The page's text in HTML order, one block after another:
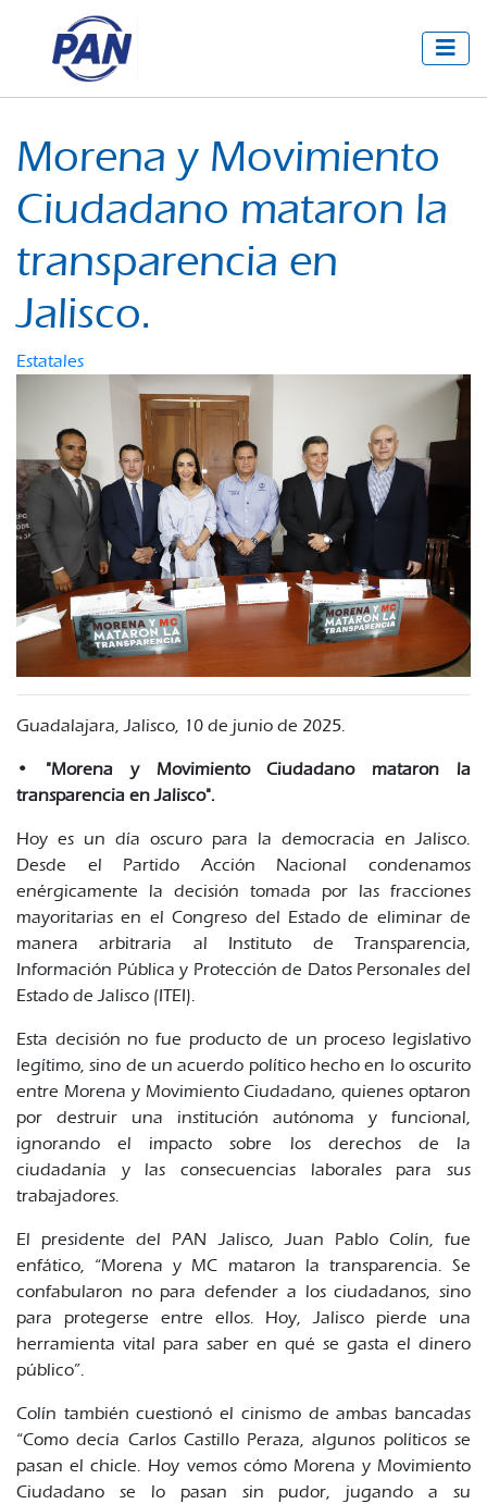
Morena y Movimiento
Ciudadano mataron la
transparencia en
Jalisco.
Estatales
Guadalajara, Jalisco, 10 de junio de 2025.
• "Morena y Movimiento Ciudadano mataron la
transparencia en Jalisco".
Hoy es un día oscuro para la democracia en Jalisco.
Desde el Partido Acción Nacional condenamos
enérgicamente la decisión tomada por las fracciones
mayoritarias en el Congreso del Estado de eliminar de
manera arbitraria al Instituto de Transparencia,
Información Pública y Protección de Datos Personales del
Estado de Jalisco (ITEI).
Esta decisión no fue producto de un proceso legislativo
legítimo, sino de un acuerdo político hecho en lo oscurito
entre Morena y Movimiento Ciudadano, quienes optaron
por destruir una institución autónoma y funcional,
ignorando el impacto sobre los derechos de la
ciudadanía y las consecuencias laborales para sus
trabajadores.
El presidente del PAN Jalisco, Juan Pablo Colín, fue
enfático, “Morena y MC mataron la transparencia. Se
confabularon no para defender a los ciudadanos, sino
para protegerse entre ellos. Hoy, Jalisco pierde una
herramienta vital para saber en qué se gasta el dinero
público”.
Colín también cuestionó el cinismo de ambas bancadas
“Como decía Carlos Castillo Peraza, algunos políticos se
pasan el chicle. Hoy vemos cómo Morena y Movimiento
Ciudadano se lo pasan sin pudor, jugando a su